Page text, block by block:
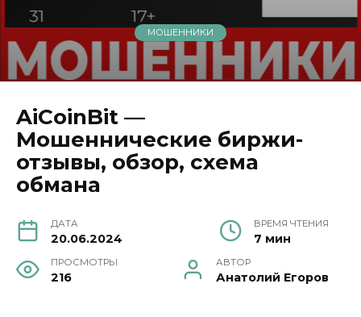
МОШЕННИКИ
AiCoinBit —
Мошеннические биржи-
отзывы, обзор, схема
обмана
ДАТА
20.06.2024
ВРЕМЯ ЧТЕНИЯ
7 мин
ПРОСМОТРЫ
216
АВТОР
Анатолий Егоров